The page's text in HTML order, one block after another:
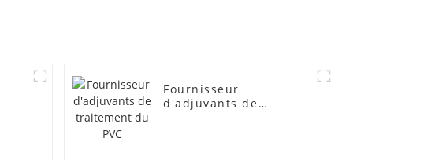
Fournisseur
d'adjuvants de